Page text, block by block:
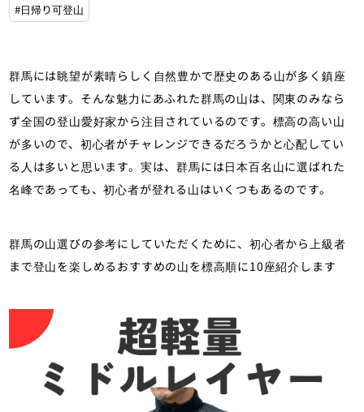
#日帰り可登山
群馬には眺望が素晴らしく自然豊かで歴史のある山が多く鎮座
しています。そんな魅力にあふれた群馬の山は、関東のみなら
ず全国の登山愛好家から注目されているのです。標高の高い山
が多いので、初心者がチャレンジできるだろうかと心配してい
る人は多いと思います。実は、群馬には日本百名山に選ばれた
名峰であっても、初心者が登れる山はいくつもあるのです。
群馬の山選びの参考にしていただくために、初心者から上級者
まで登山を楽しめるおすすめの山を標高順に10座紹介します